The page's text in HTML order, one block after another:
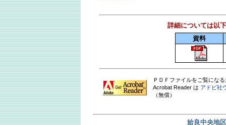
詳細については以
資料
ＰＤＦファイルをご覧にな
Acrobat Reader は アドビ社
（無償）
姶良中央地